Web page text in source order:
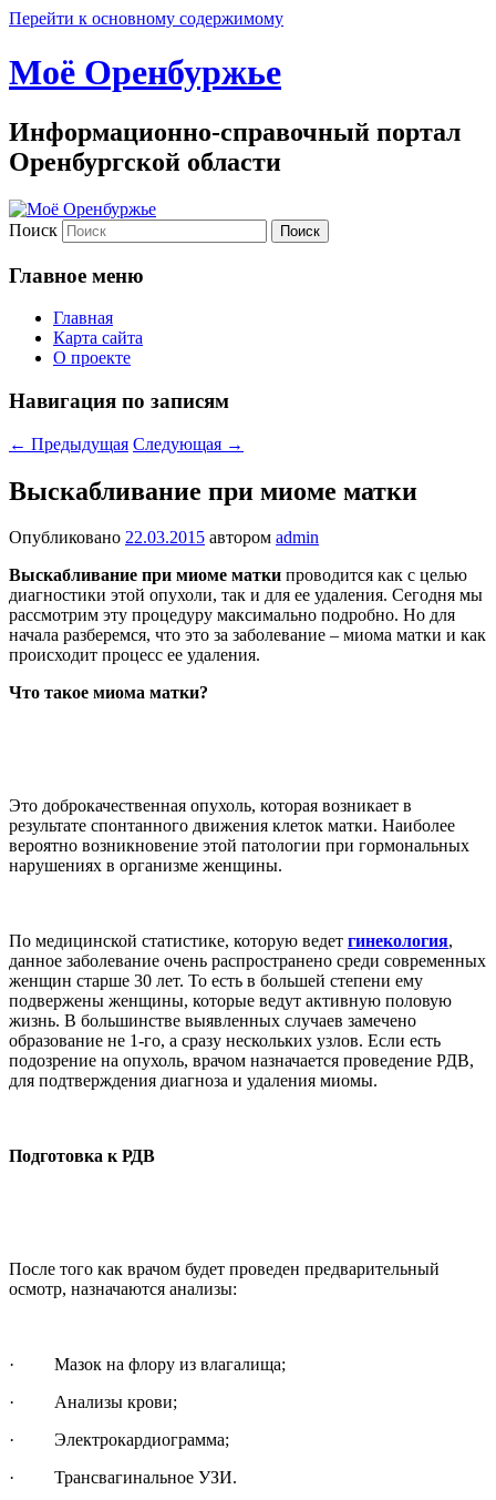
Перейти к основному содержимому
Моё Оренбуржье
Информационно-справочный портал
Оренбургской области
Поиск
Главное меню
Главная
Карта сайта
О проекте
Навигация по записям
← Предыдущая Следующая →
Выскабливание при миоме матки
Опубликовано 22.03.2015 автором admin
Выскабливание при миоме матки проводится как с целью
диагностики этой опухоли, так и для ее удаления. Сегодня мы
рассмотрим эту процедуру максимально подробно. Но для
начала разберемся, что это за заболевание – миома матки и как
происходит процесс ее удаления.
Что такое миома матки?
Это доброкачественная опухоль, которая возникает в
результате спонтанного движения клеток матки. Наиболее
вероятно возникновение этой патологии при гормональных
нарушениях в организме женщины.
По медицинской статистике, которую ведет гинекология,
данное заболевание очень распространено среди современных
женщин старше 30 лет. То есть в большей степени ему
подвержены женщины, которые ведут активную половую
жизнь. В большинстве выявленных случаев замечено
образование не 1-го, а сразу нескольких узлов. Если есть
подозрение на опухоль, врачом назначается проведение РДВ,
для подтверждения диагноза и удаления миомы.
Подготовка к РДВ
После того как врачом будет проведен предварительный
осмотр, назначаются анализы:
· Мазок на флору из влагалища;
· Анализы крови;
· Электрокардиограмма;
· Трансвагинальное УЗИ.